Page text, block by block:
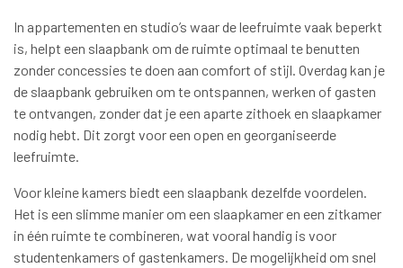
In appartementen en studio’s waar de leefruimte vaak beperkt
is, helpt een slaapbank om de ruimte optimaal te benutten
zonder concessies te doen aan comfort of stijl. Overdag kan je
de slaapbank gebruiken om te ontspannen, werken of gasten
te ontvangen, zonder dat je een aparte zithoek en slaapkamer
nodig hebt. Dit zorgt voor een open en georganiseerde
leefruimte.
Voor kleine kamers biedt een slaapbank dezelfde voordelen.
Het is een slimme manier om een slaapkamer en een zitkamer
in één ruimte te combineren, wat vooral handig is voor
studentenkamers of gastenkamers. De mogelijkheid om snel